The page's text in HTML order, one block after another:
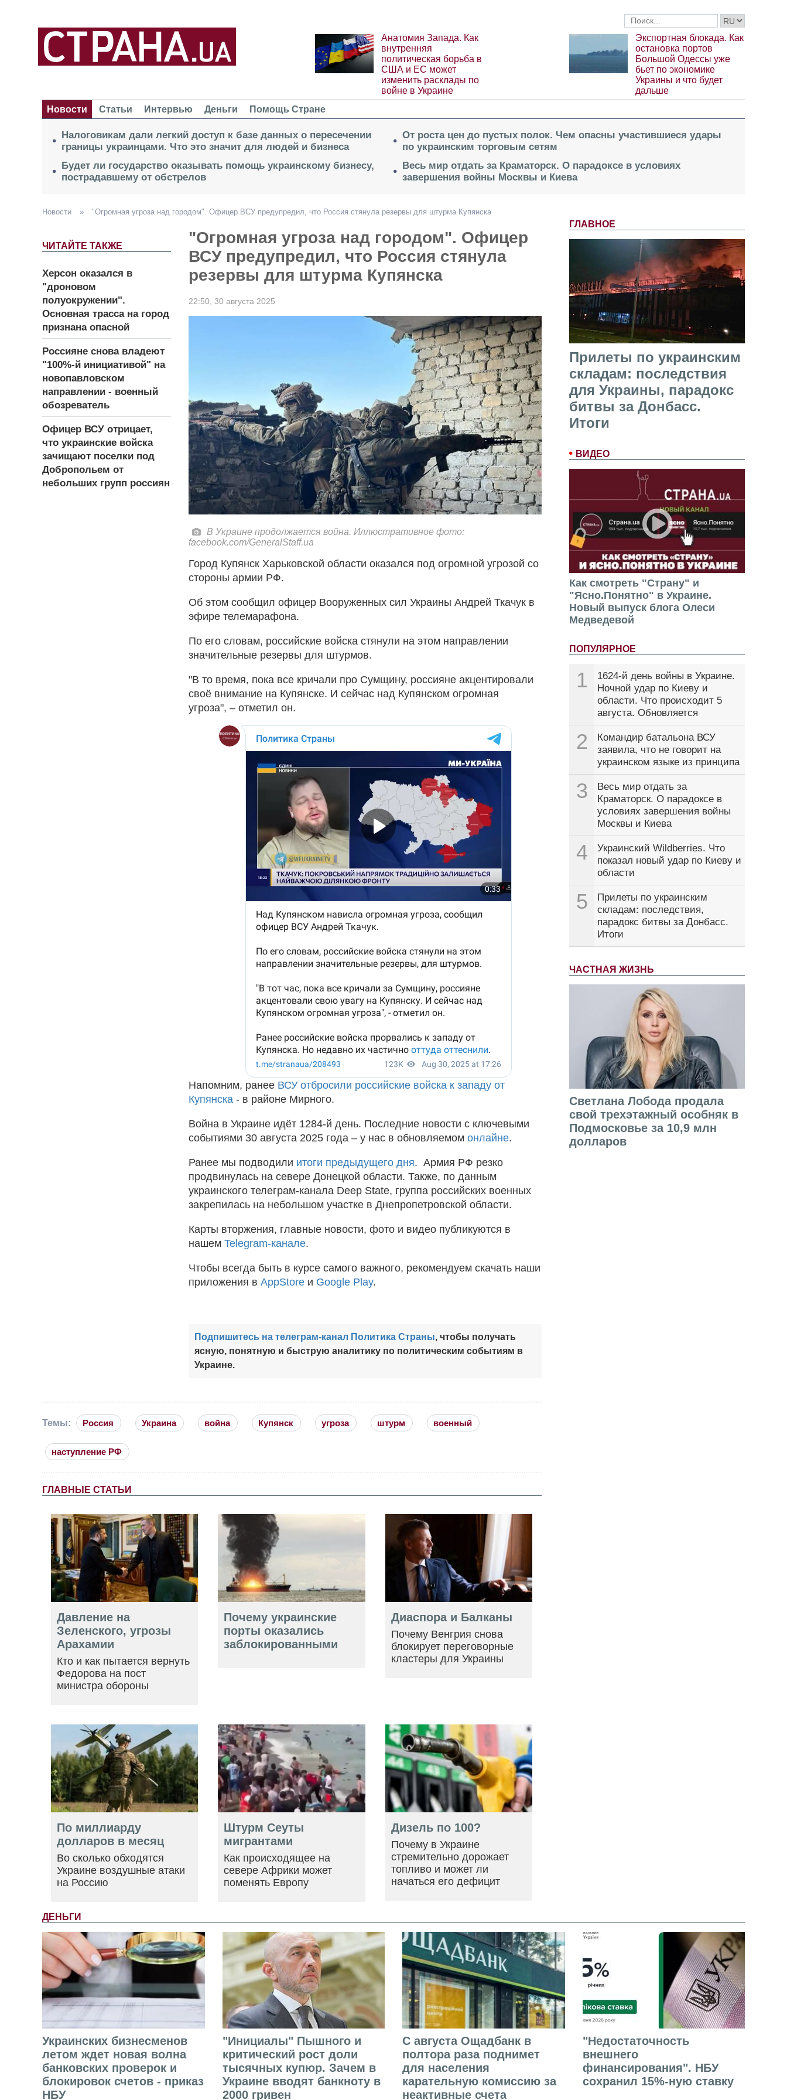
Анатомия Запада. Как
внутренняя
политическая борьба в
США и ЕС может
изменить расклады по
войне в Украине
Экспортная блокада. Как
остановка портов
Большой Одессы уже
бьет по экономике
Украины и что будет
дальше
Новости
Статьи Интервью Деньги Помощь Стране
Налоговикам дали легкий доступ к базе данных о пересечении
границы украинцами. Что это значит для людей и бизнеса
Будет ли государство оказывать помощь украинскому бизнесу,
пострадавшему от обстрелов
От роста цен до пустых полок. Чем опасны участившиеся удары
по украинским торговым сетям
Весь мир отдать за Краматорск. О парадоксе в условиях
завершения войны Москвы и Киева
ГЛАВНОЕ
Прилеты по украинским
складам: последствия
для Украины, парадокс
битвы за Донбасс.
Итоги
ВИДЕО
Как смотреть "Страну" и
"Ясно.Понятно" в Украине.
Новый выпуск блога Олеси
Медведевой
ПОПУЛЯРНОЕ
1
1624-й день войны в Украине.
Ночной удар по Киеву и
области. Что происходит 5
августа. Обновляется
2
Командир батальона ВСУ
заявила, что не говорит на
украинском языке из принципа
3
Весь мир отдать за
Краматорск. О парадоксе в
условиях завершения войны
Москвы и Киева
4
Украинский Wildberries. Что
показал новый удар по Киеву и
области
5
Прилеты по украинским
складам: последствия,
парадокс битвы за Донбасс.
Итоги
ЧАСТНАЯ ЖИЗНЬ
Светлана Лобода продала
свой трехэтажный особняк в
Подмосковье за 10,9 млн
долларов
Новости » "Огромная угроза над городом". Офицер ВСУ предупредил, что Россия стянула резервы для штурма Купянска
ЧИТАЙТЕ ТАКЖЕ
Херсон оказался в
"дроновом
полуокружении".
Основная трасса на город
признана опасной
Россияне снова владеют
"100%-й инициативой" на
новопавловском
направлении - военный
обозреватель
Офицер ВСУ отрицает,
что украинские войска
зачищают поселки под
Добропольем от
небольших групп россиян
"Огромная угроза над городом". Офицер
ВСУ предупредил, что Россия стянула
резервы для штурма Купянска
22:50, 30 августа 2025
В Украине продолжается война. Иллюстративное фото:
facebook.com/GeneralStaff.ua
Город Купянск Харьковской области оказался под огромной угрозой со
стороны армии РФ.
Об этом сообщил офицер Вооруженных сил Украины Андрей Ткачук в
эфире телемарафона.
По его словам, российские войска стянули на этом направлении
значительные резервы для штурмов.
"В то время, пока все кричали про Сумщину, россияне акцентировали
своё внимание на Купянске. И сейчас над Купянском огромная
угроза", – отметил он.
Напомним, ранее ВСУ отбросили российские войска к западу от
Купянска - в районе Мирного.
Война в Украине идёт 1284-й день. Последние новости с ключевыми
событиями 30 августа 2025 года – у нас в обновляемом онлайне.
Ранее мы подводили итоги предыдущего дня. Армия РФ резко
продвинулась на севере Донецкой области. Также, по данным
украинского телеграм-канала Deep State, группа российских военных
закрепилась на небольшом участке в Днепропетровской области.
Карты вторжения, главные новости, фото и видео публикуются в
нашем Telegram-канале.
Чтобы всегда быть в курсе самого важного, рекомендуем скачать наши
приложения в AppStore и Google Play.
Подпишитесь на телеграм-канал Политика Страны, чтобы получать
ясную, понятную и быструю аналитику по политическим событиям в
Украине.
Темы: Россия Украина война Купянск угроза штурм военный
наступление РФ
ГЛАВНЫЕ СТАТЬИ
Давление на
Зеленского, угрозы
Арахамии
Кто и как пытается вернуть
Федорова на пост
министра обороны
Почему украинские
порты оказались
заблокированными
Диаспора и Балканы
Почему Венгрия снова
блокирует переговорные
кластеры для Украины
По миллиарду
долларов в месяц
Во сколько обходятся
Украине воздушные атаки
на Россию
Штурм Сеуты
мигрантами
Как происходящее на
севере Африки может
поменять Европу
Дизель по 100?
Почему в Украине
стремительно дорожает
топливо и может ли
начаться его дефицит
ДЕНЬГИ
Украинских бизнесменов
летом ждет новая волна
банковских проверок и
блокировок счетов - приказ
НБУ
"Инициалы" Пышного и
критический рост доли
тысячных купюр. Зачем в
Украине вводят банкноту в
2000 гривен
С августа Ощадбанк в
полтора раза поднимет
для населения
карательную комиссию за
неактивные счета
"Недостаточность
внешнего
финансирования". НБУ
сохранил 15%-ную ставку